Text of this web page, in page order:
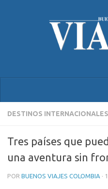
DESTINOS INTERNACIONALES
Tres países que
una aventura sin
POR BUENOS VIAJES COLOMBIA ·